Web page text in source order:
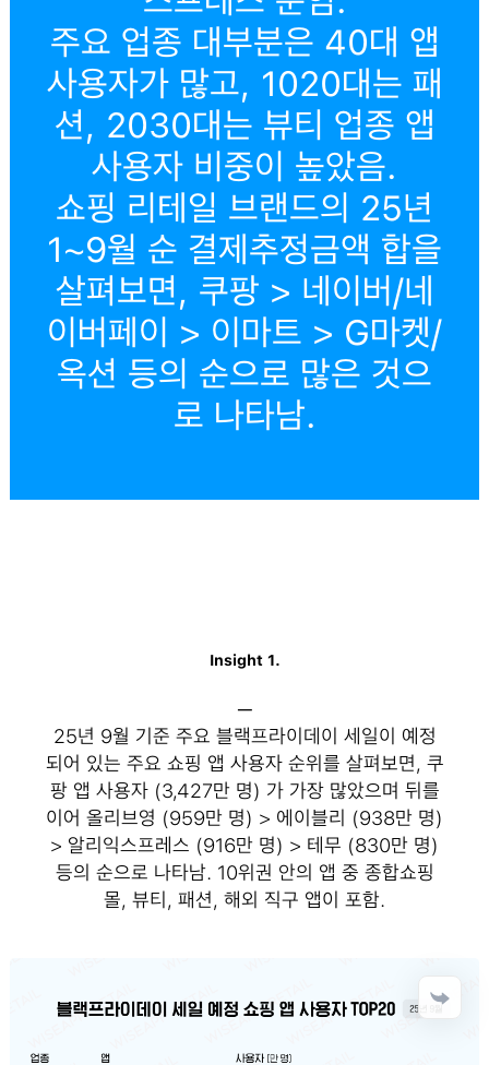
주요 업종 대부분은 40대 앱
사용자가 많고, 1020대는 패
션, 2030대는 뷰티 업종 앱
사용자 비중이 높았음.
쇼핑 리테일 브랜드의 25년
1~9월 순 결제추정금액 합을
살펴보면, 쿠팡 > 네이버/네
이버페이 > 이마트 > G마켓/
옥션 등의 순으로 많은 것으
로 나타남.
Insight 1.
─
25년 9월 기준 주요 블랙프라이데이 세일이 예정
되어 있는 주요 쇼핑 앱 사용자 순위를 살펴보면, 쿠
팡 앱 사용자 (3,427만 명) 가 가장 많았으며 뒤를
이어 올리브영 (959만 명) > 에이블리 (938만 명)
> 알리익스프레스 (916만 명) > 테무 (830만 명)
등의 순으로 나타남. 10위권 안의 앱 중 종합쇼핑
몰, 뷰티, 패션, 해외 직구 앱이 포함.